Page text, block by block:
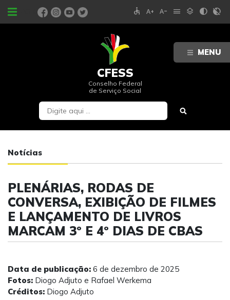
MENU
PORTAIS accessible text_increase text_decrease menu layers contrast contrast_rtl_off
CFESS
Conselho Federal
de Serviço Social
Notícias
PLENÁRIAS, RODAS DE
CONVERSA, EXIBIÇÃO DE FILMES
E LANÇAMENTO DE LIVROS
MARCAM 3º E 4º DIAS DE CBAS
Data de publicação: 6 de dezembro de 2025
Fotos: Diogo Adjuto e Rafael Werkema
Créditos: Diogo Adjuto